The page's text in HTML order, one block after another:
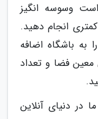
وسوسه انگیز
انجام دهید.
به باشگاه اضافه
فضا و تعداد
در دنیای آنلاین